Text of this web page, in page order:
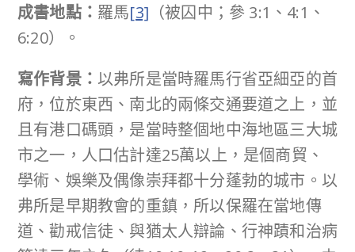
成書地點： 羅馬[3] （被囚中；參 3:1、4:1、
6:20）。
寫作背景： 以弗所是當時羅馬行省亞細亞的首
府，位於東西、南北的兩條交通要道之上，並
且有港口碼頭，是當時整個地中海地區三大城
市之一，人口估計達25萬以上，是個商貿、
學術、娛樂及偶像崇拜都十分蓬勃的城市。以
弗所是早期教會的重鎮，所以保羅在當地傳
道、勸戒信徒、與猶太人辯論、行神蹟和治病